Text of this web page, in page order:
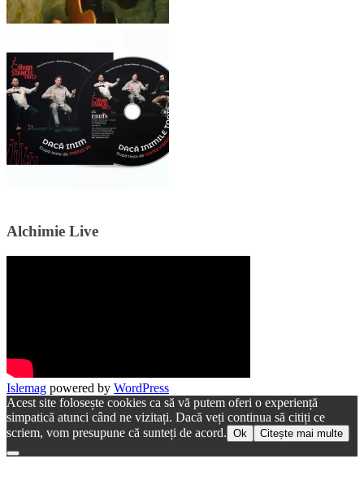
Alchimie Live
Islemag powered by WordPress
Acest site folosește cookies ca să vă putem oferi o experiență
simpatică atunci când ne vizitați. Dacă veți continua să citiți ce
scriem, vom presupune că sunteți de acord. Ok Citește mai multe